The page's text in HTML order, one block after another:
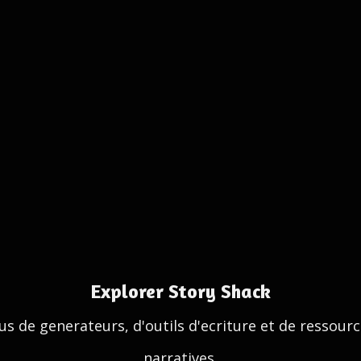
Explorer Story Shack
de generateurs, d'outils d'ecriture et de